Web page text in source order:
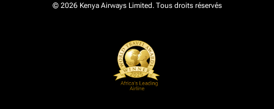
© 2026 Kenya Airways Limited. Tous droits réservés